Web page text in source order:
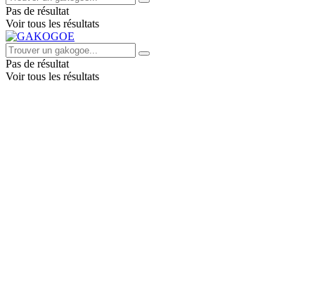
Pas de résultat
Voir tous les résultats
Pas de résultat
Voir tous les résultats